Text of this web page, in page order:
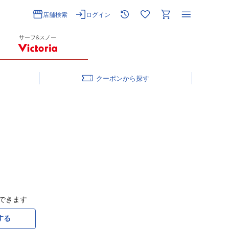
店舗検索 ログイン
サーフ&スノー
クーポン
きます
る